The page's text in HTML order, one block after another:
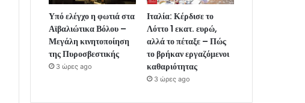
Υπό ελέγχο η φωτιά στα
Αϊβαλιώτικα Βόλου –
Μεγάλη κινητοποίηση
της Πυροσβεστικής
3 ώρες ago
Ιταλία: Κέρδισε το
Λόττο 1 εκατ. ευρώ,
αλλά το πέταξε – Πώς
το βρήκαν εργαζόμενοι
καθαριότητας
3 ώρες ago